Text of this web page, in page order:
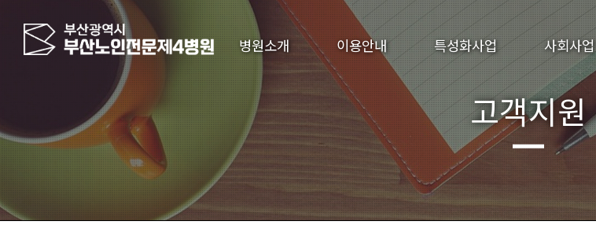
병원소개 이용안내 특성화사업 사회사업
고객지원